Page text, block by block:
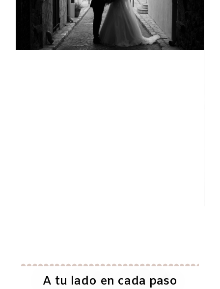
A tu lado en cada paso